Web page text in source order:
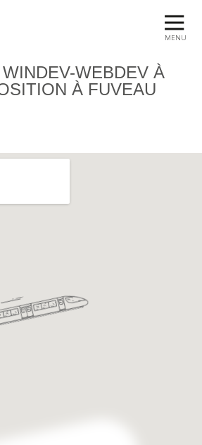
MENU
WEBDEV À
À FUVEAU